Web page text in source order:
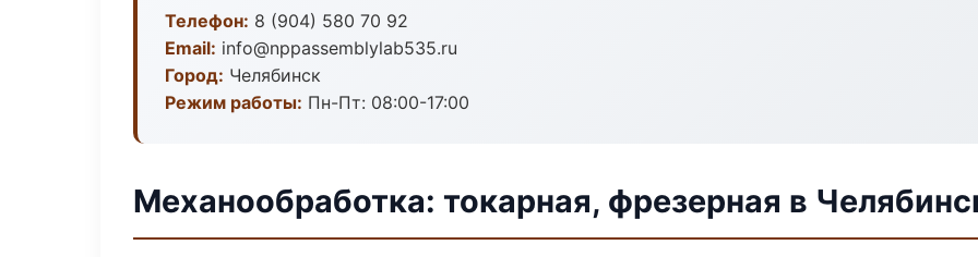
Телефон: 8 (904) 580 70 92
Email: info@nppassemblylab535.ru
Город: Челябинск
Режим работы: Пн-Пт: 08:00-17:00
Механообработка: токарная, фрезерная в